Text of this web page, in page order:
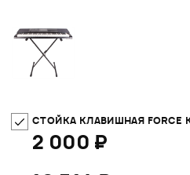
СТОЙКА КЛАВИШНАЯ FORCE
2 000 ₽